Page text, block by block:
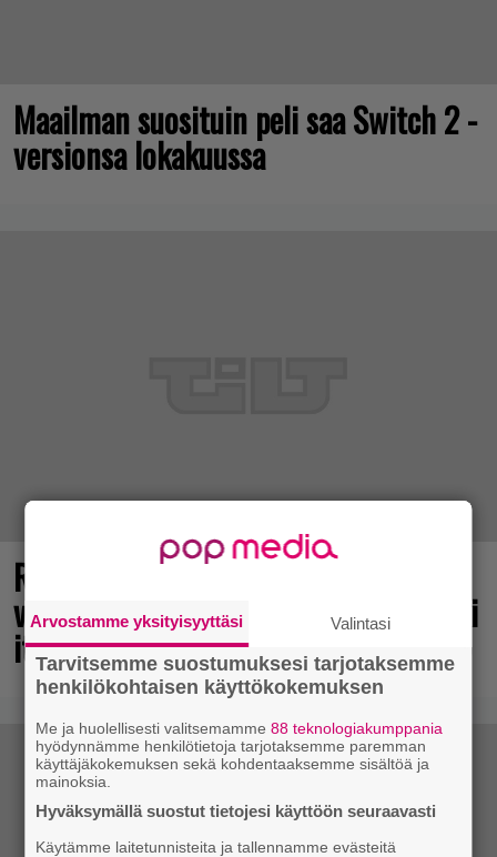
Maailman suosituin peli saa Switch 2 -
versionsa lokakuussa
Rakastettu julkaisija täyttää 40
vuotta, valtavat alet käynnissä – hanki
itsellesi klassikoita pikkurahalla
Arvostamme yksityisyyttäsi Valintasi
Tarvitsemme suostumuksesi tarjotaksemme
henkilökohtaisen käyttökokemuksen
Me ja huolellisesti valitsemamme88 teknologiakumppania
hyödynnämme henkilötietoja tarjotaksemme paremman
käyttäjäkokemuksen sekä kohdentaaksemme sisältöä ja
mainoksia.
Hyväksymällä suostut tietojesi käyttöön seuraavasti
Käytämme laitetunnisteita ja tallennamme evästeitä